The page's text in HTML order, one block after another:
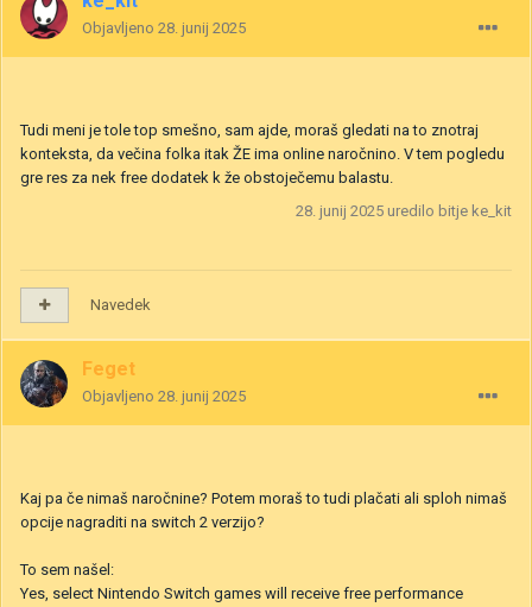
Objavljeno 28. junij 2025
Tudi meni je tole top smešno, sam ajde, moraš gledati na to znotraj
konteksta, da večina folka itak ŽE ima online naročnino. V tem pogledu
gre res za nek free dodatek k že obstoječemu balastu.
28. junij 2025 uredilo bitje ke_kit
Navedek
Feget
Objavljeno 28. junij 2025
Kaj pa če nimaš naročnine? Potem moraš to tudi plačati ali sploh nimaš
opcije nagraditi na switch 2 verzijo?
To sem našel:
Yes, select Nintendo Switch games will receive free performance